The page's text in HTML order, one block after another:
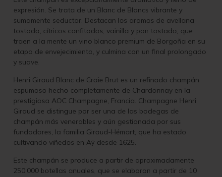
expresión. Se trata de un Blanc de Blancs vibrante y
sumamente seductor. Destacan los aromas de avellana
tostada, cítricos confitados, vainilla y pan tostado, que
traen a la mente un vino blanco premium de Borgoña en su
etapa de envejecimiento, y culmina con un final prolongado
y suave.
Henri Giraud Blanc de Craie Brut es un refinado champán
espumoso hecho completamente de Chardonnay en la
prestigiosa AOC Champagne, Francia. Champagne Henri
Giraud se distingue por ser una de las bodegas de
champán más venerables y aún gestionada por sus
fundadores, la familia Giraud-Hémart, que ha estado
cultivando viñedos en Aÿ desde 1625.
Este champán se produce a partir de aproximadamente
250,000 botellas anuales, que se elaboran a partir de 10